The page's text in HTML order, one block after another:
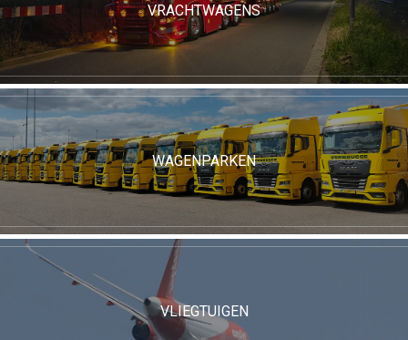
VRACHTWAGENS
WAGENPARKEN
VLIEGTUIGEN